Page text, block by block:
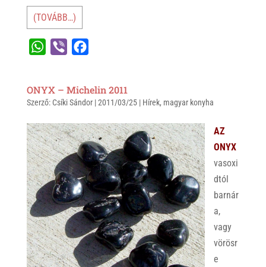
(TOVÁBB…)
t
A
p
p
e
e
o
o
k
ONYX – Michelin 2011
Szerző: Csíki Sándor|2011/03/25| Hírek, magyar konyha
AZ
ONYX
vasoxi
dtól
barnár
a,
vagy
vörösr
e